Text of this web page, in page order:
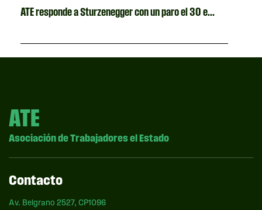
ATE responde a Sturzenegger con un paro el 30 e...
ATE
Asociación de Trabajadores el Estado
Contacto
Av. Belgrano 2527, CP1096